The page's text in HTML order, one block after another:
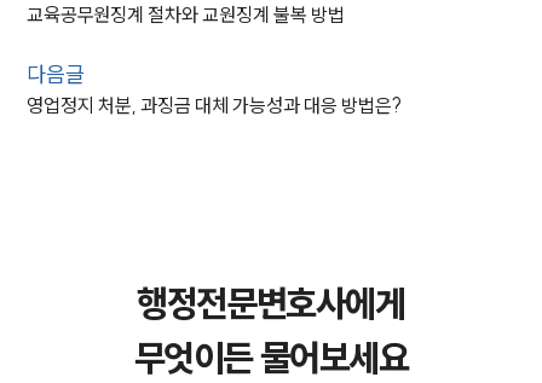
교육공무원징계 절차와 교원징계 불복 방법
다음글
영업정지 처분, 과징금 대체 가능성과 대응 방법은?
행정전문변호사에게
무엇이든 물어보세요